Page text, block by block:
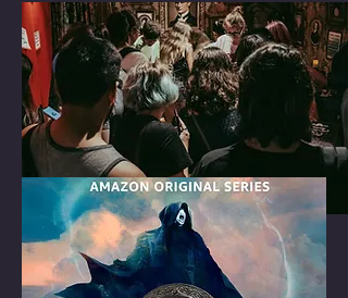
Cliente: Feltrinelli Librerie, Lucca Crea
Gallery